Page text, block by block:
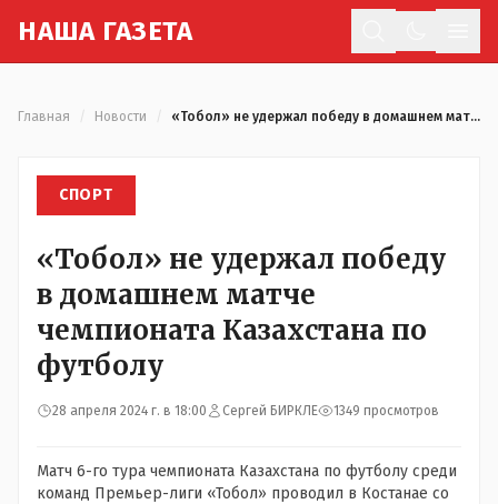
НАША ГАЗЕТА
Главная Новости «Тобол» не удержал победу в домашнем матче чемпионата Казахстана по футболу
СПОРТ
«Тобол» не удержал победу
в домашнем матче
чемпионата Казахстана по
футболу
28 апреля 2024 г. в 18:00 Сергей БИРКЛЕ 1349 просмотров
Матч 6-го тура чемпионата Казахстана по футболу среди
команд Премьер-лиги «Тобол» проводил в Костанае со